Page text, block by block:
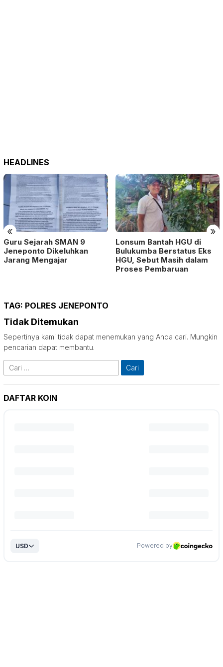
HEADLINES
« »
Guru Sejarah SMAN 9
Jeneponto Dikeluhkan
Jarang Mengajar
Lonsum Bantah HGU di
Bulukumba Berstatus Eks
HGU, Sebut Masih dalam
Proses Pembaruan
TAG: POLRES JENEPONTO
Tidak Ditemukan
Sepertinya kami tidak dapat menemukan yang Anda cari. Mungkin
pencarian dapat membantu.
Cari
untuk:
DAFTAR KOIN